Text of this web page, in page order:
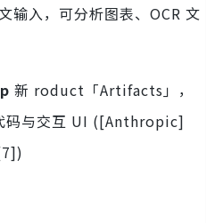
输入，可分析图表、OCR 文
新 roduct「Artifacts」，
码与交互 UI ([Anthropic]